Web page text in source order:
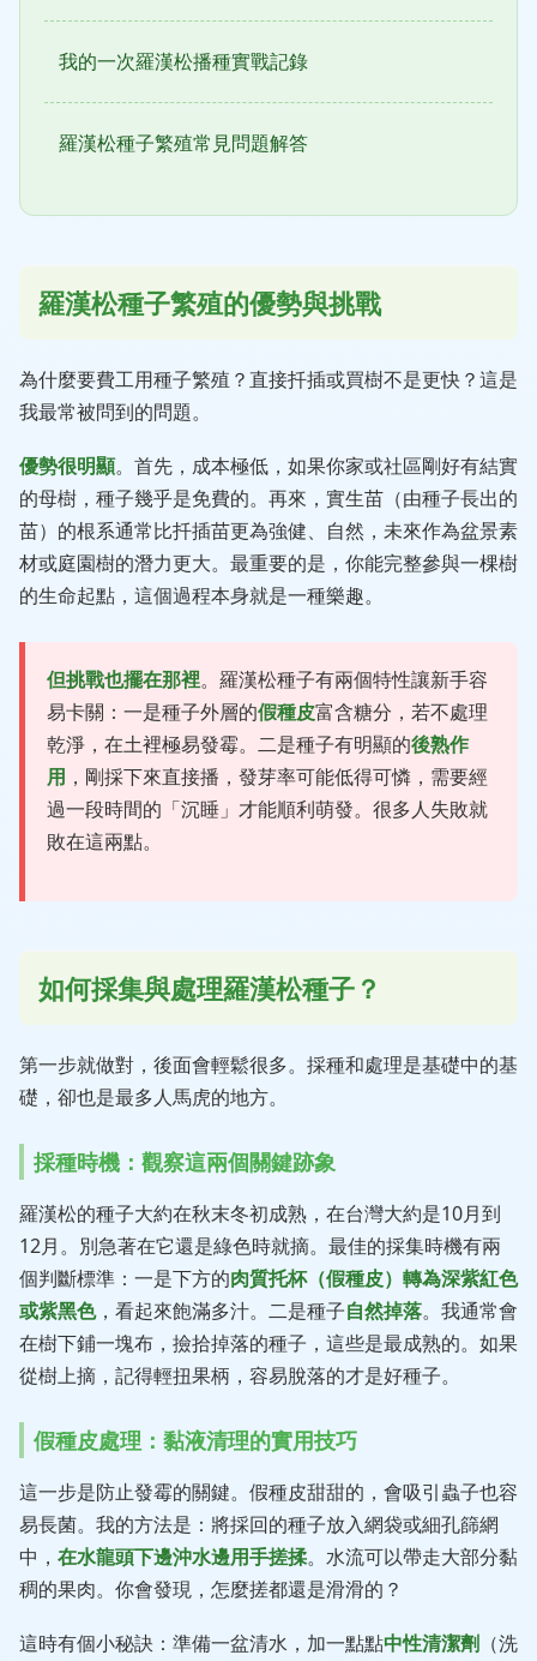
我的一次羅漢松播種實戰記錄
羅漢松種子繁殖常見問題解答
羅漢松種子繁殖的優勢與挑戰
為什麼要費工用種子繁殖？直接扦插或買樹不是更快？這是
我最常被問到的問題。
優勢很明顯。首先，成本極低，如果你家或社區剛好有結實
的母樹，種子幾乎是免費的。再來，實生苗（由種子長出的
苗）的根系通常比扦插苗更為強健、自然，未來作為盆景素
材或庭園樹的潛力更大。最重要的是，你能完整參與一棵樹
的生命起點，這個過程本身就是一種樂趣。
但挑戰也擺在那裡。羅漢松種子有兩個特性讓新手容
易卡關：一是種子外層的假種皮富含糖分，若不處理
乾淨，在土裡極易發霉。二是種子有明顯的後熟作
用 ，剛採下來直接播，發芽率可能低得可憐，需要經
過一段時間的「沉睡」才能順利萌發。很多人失敗就
敗在這兩點。
如何採集與處理羅漢松種子？
第一步就做對，後面會輕鬆很多。採種和處理是基礎中的基
礎，卻也是最多人馬虎的地方。
採種時機：觀察這兩個關鍵跡象
羅漢松的種子大約在秋末冬初成熟，在台灣大約是10月到
12月。別急著在它還是綠色時就摘。最佳的採集時機有兩
個判斷標準：一是下方的肉質托杯（假種皮）轉為深紫紅色
或紫黑色，看起來飽滿多汁。二是種子自然掉落。我通常會
在樹下鋪一塊布，撿拾掉落的種子，這些是最成熟的。如果
從樹上摘，記得輕扭果柄，容易脫落的才是好種子。
假種皮處理：黏液清理的實用技巧
這一步是防止發霉的關鍵。假種皮甜甜的，會吸引蟲子也容
易長菌。我的方法是：將採回的種子放入網袋或細孔篩網
中， 在水龍頭下邊沖水邊用手搓揉。水流可以帶走大部分黏
稠的果肉。你會發現，怎麼搓都還是滑滑的？
這時有個小秘訣：準備一盆清水，加一點點中性清潔劑 （洗